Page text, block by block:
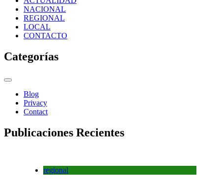
NACIONAL
REGIONAL
LOCAL
CONTACTO
Categorías
Blog
Privacy
Contact
Publicaciones Recientes
regional